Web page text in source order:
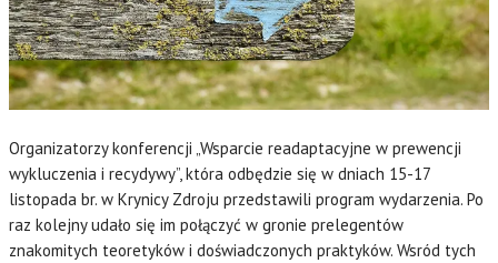
Organizatorzy konferencji „Wsparcie readaptacyjne w prewencji
wykluczenia i recydywy”, która odbędzie się w dniach 15-17
listopada br. w Krynicy Zdroju przedstawili program wydarzenia. Po
raz kolejny udało się im połączyć w gronie prelegentów
znakomitych teoretyków i doświadczonych praktyków. Wsród tych